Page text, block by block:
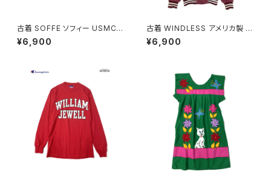
古着 SOFFE ソフィー USMC
アメリカ製 ロゴ 長袖 スウェット
トレーナー 緑 カーキ (ttu2508
¥6,900
古着 WINDLESS アメリカ製 前
開き 無地 ワンポイント ナイロ
ン100％ 長袖 アウター ライトジ
¥6,900